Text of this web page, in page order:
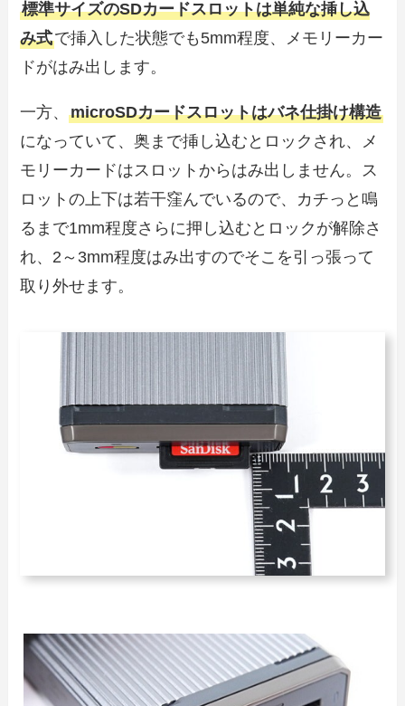
標準サイズのSDカードスロットは単純な挿し込
み式で挿入した状態でも5mm程度、メモリーカー
ドがはみ出します。
一方、microSDカードスロットはバネ仕掛け構造
になっていて、奥まで挿し込むとロックされ、メ
モリーカードはスロットからはみ出しません。ス
ロットの上下は若干窪んでいるので、カチっと鳴
るまで1mm程度さらに押し込むとロックが解除さ
れ、2～3mm程度はみ出すのでそこを引っ張って
取り外せます。